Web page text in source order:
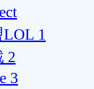
LOL 1
2
3